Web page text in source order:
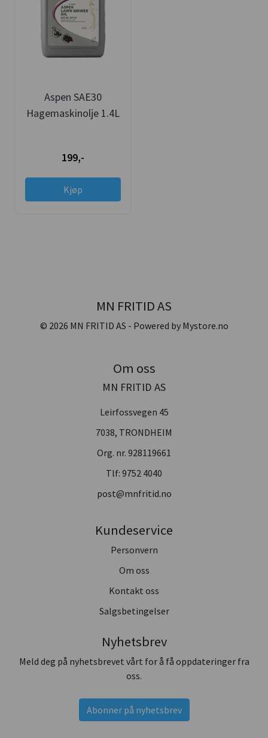
Aspen SAE30
Hagemaskinolje 1.4L
199,-
Kjøp
MN FRITID AS
© 2026 MN FRITID AS - Powered by Mystore.no
Om oss
MN FRITID AS
Leirfossvegen 45
7038, TRONDHEIM
Org. nr. 928119661
Tlf: 9752 4040
post@mnfritid.no
Kundeservice
Personvern
Om oss
Kontakt oss
Salgsbetingelser
Nyhetsbrev
Meld deg på nyhetsbrevet vårt for å få oppdateringer fra
oss.
Abonner på nyhetsbrev